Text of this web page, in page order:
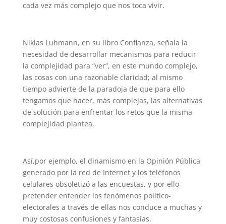
cada vez más complejo que nos toca vivir.
Niklas Luhmann, en su libro Confianza, señala la
necesidad de desarrollar mecanismos para reducir
la complejidad para “ver”, en este mundo complejo,
las cosas con una razonable claridad; al mismo
tiempo advierte de la paradoja de que para ello
tengamos que hacer, más complejas, las alternativas
de solución para enfrentar los retos que la misma
complejidad plantea.
Así,por ejemplo, el dinamismo en la Opinión Pública
generado por la red de Internet y los teléfonos
celulares obsoletizó a las encuestas, y por ello
pretender entender los fenómenos político-
electorales a través de ellas nos conduce a muchas y
muy costosas confusiones y fantasías.